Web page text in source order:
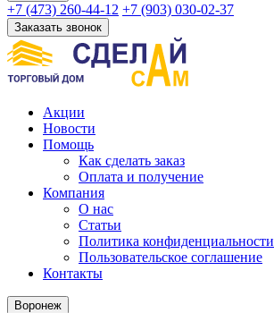
+7 (473) 260-44-12 +7 (903) 030-02-37
Заказать звонок
Акции
Новости
Помощь
Как сделать заказ
Оплата и получение
Компания
О нас
Статьи
Политика конфиденциальности
Пользовательское соглашение
Контакты
Воронеж